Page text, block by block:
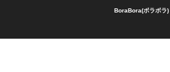
BoraBora(ボラボラ